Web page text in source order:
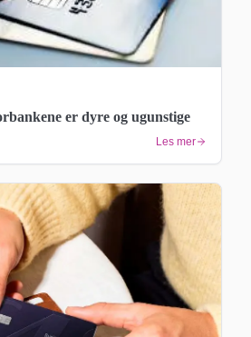
er dyre og ugunstige
Les mer